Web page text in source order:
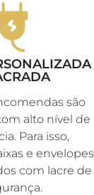
são
alto nível de
Para isso,
e envelopes
com lacre de